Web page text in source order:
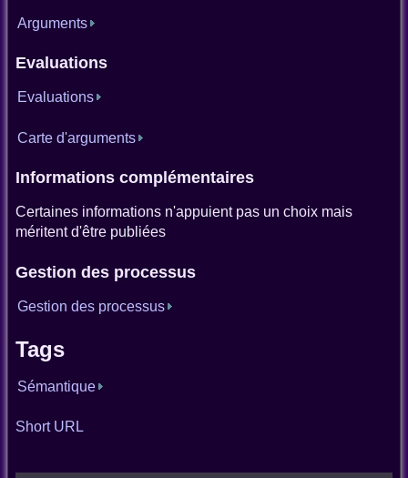
Arguments
Evaluations
Evaluations
Carte d'arguments
Informations complémentaires
Certaines informations n'appuient pas un choix mais
méritent d'être publiées
Gestion des processus
Gestion des processus
Tags
Sémantique
Short URL